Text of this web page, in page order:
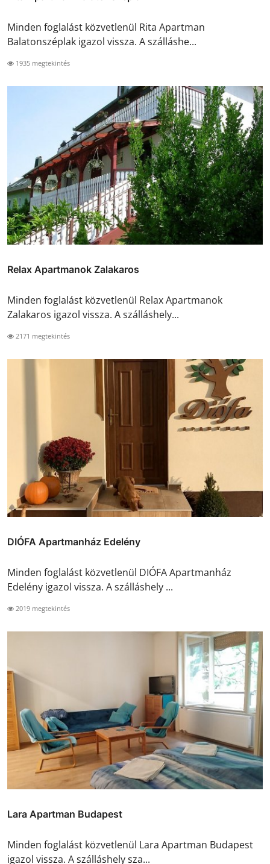
Minden foglalást közvetlenül Rita Apartman
Balatonszéplak igazol vissza. A szálláshe...
1935 megtekintés
Relax Apartmanok Zalakaros
Minden foglalást közvetlenül Relax Apartmanok
Zalakaros igazol vissza. A szálláshely...
2171 megtekintés
DIÓFA Apartmanház Edelény
Minden foglalást közvetlenül DIÓFA Apartmanház
Edelény igazol vissza. A szálláshely ...
2019 megtekintés
Lara Apartman Budapest
Minden foglalást közvetlenül Lara Apartman Budapest
igazol vissza. A szálláshely sza...